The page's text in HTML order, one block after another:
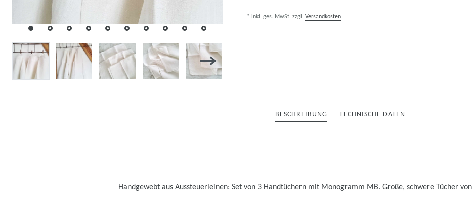
* inkl. ges. MwSt. zzgl. Versandkosten
BESCHREIBUNG TECHNISCHE DATEN
Handgewebt aus Aussteuerleinen: Set von 3 Handtüchern mit Monogramm MB. Große, schwere Tücher